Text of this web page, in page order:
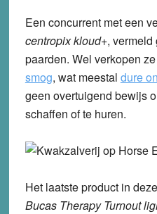
Een concurrent met een
centropix kloud+, vermeld
paarden. Wel verkopen
smog, wat meestal dure
geen overtuigend bewijs
schaffen of te huren.
Het laatste product in
Bucas Therapy Turnout